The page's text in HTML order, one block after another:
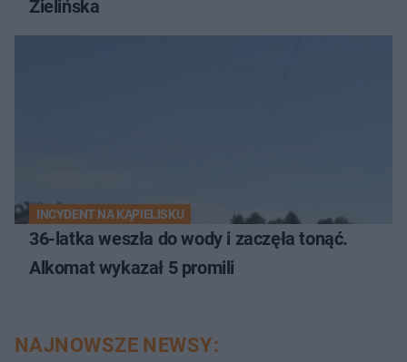
Zielińska
INCYDENT NA KĄPIELISKU
36-latka weszła do wody i zaczęła tonąć.
Alkomat wykazał 5 promili
NAJNOWSZE NEWSY: